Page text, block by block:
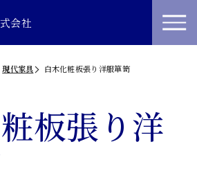
会社
現代家具 白木化粧板張り洋服箪笥
板張り洋